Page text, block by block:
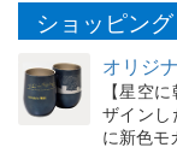
ショッピング
オリジ
【星空
ザイン
に新色モ